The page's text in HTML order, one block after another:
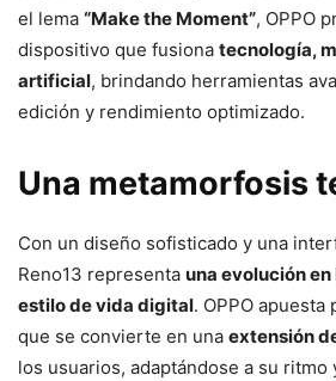
el lema “Make the Moment”, OPPO
dispositivo que fusiona tecnología,
artificial, brindando herramientas
edición y rendimiento optimizado.
Una metamorfosis
Con un diseño sofisticado y una
Reno13 representa una evolución
estilo de vida digital. OPPO
que se convierte en una extensión
los usuarios, adaptándose a su ritmo